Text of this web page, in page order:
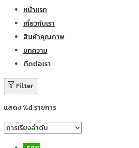
หน้าแรก
เกี่ยวกับเรา
สินค้าคุณภาพ
บทความ
ติดต่อเรา
Filter
แสดง %d รายการ